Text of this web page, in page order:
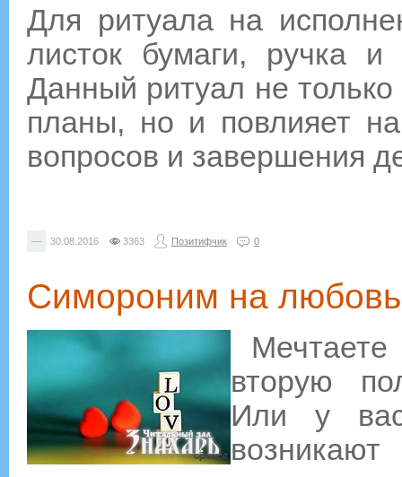
Для ритуала на
листок бумаги, ручка
Данный ритуал не
планы, но и повлияет
вопросов и завершения
— 30.08.2016 3363 Позитифчик 0
Симороним на любовь
Мечтаете
вторую
Или у вас